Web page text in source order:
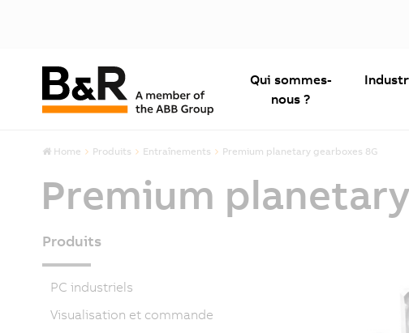
Qui sommes-
nous ?
Home Produits Entraînements Premium planetary gearboxes 8G
Premium
Produits
PC industriels
Visualisation et commande